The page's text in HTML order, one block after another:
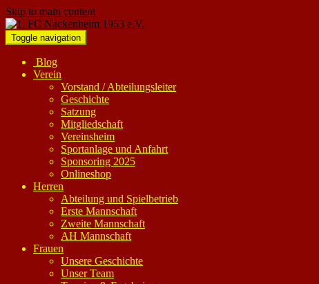
Skip to main content
Toggle navigation
Blog
Verein
Vorstand / Abteilungsleiter
Geschichte
Satzung
Mitgliedschaft
Vereinsheim
Sportanlage und Anfahrt
Sponsoring 2025
Onlineshop
Herren
Abteilung und Spielbetrieb
Erste Mannschaft
Zweite Mannschaft
AH Mannschaft
Frauen
Unsere Geschichte
Unser Team